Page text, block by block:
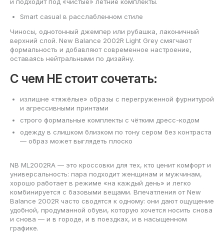
Smart casual в расслабленном стиле
Чиносы, однотонный джемпер или рубашка, лаконичный
верхний слой. New Balance 2002R Light Grey смягчают
формальность и добавляют современное настроение,
оставаясь нейтральными по дизайну.
С чем НЕ стоит сочетать:
излишне «тяжёлые» образы с перегруженной фурнитурой
и агрессивными принтами
строго формальные комплекты с чётким дресс-кодом
одежду в слишком близком по тону сером без контраста
— образ может выглядеть плоско
NB ML2002RA — это кроссовки для тех, кто ценит комфорт и
универсальность: пара подходит женщинам и мужчинам,
хорошо работает в режиме «на каждый день» и легко
комбинируется с базовыми вещами. Впечатления от New
Balance 2002R часто сводятся к одному: они дают ощущение
удобной, продуманной обуви, которую хочется носить снова
и снова — и в городе, и в поездках, и в насыщенном
графике.